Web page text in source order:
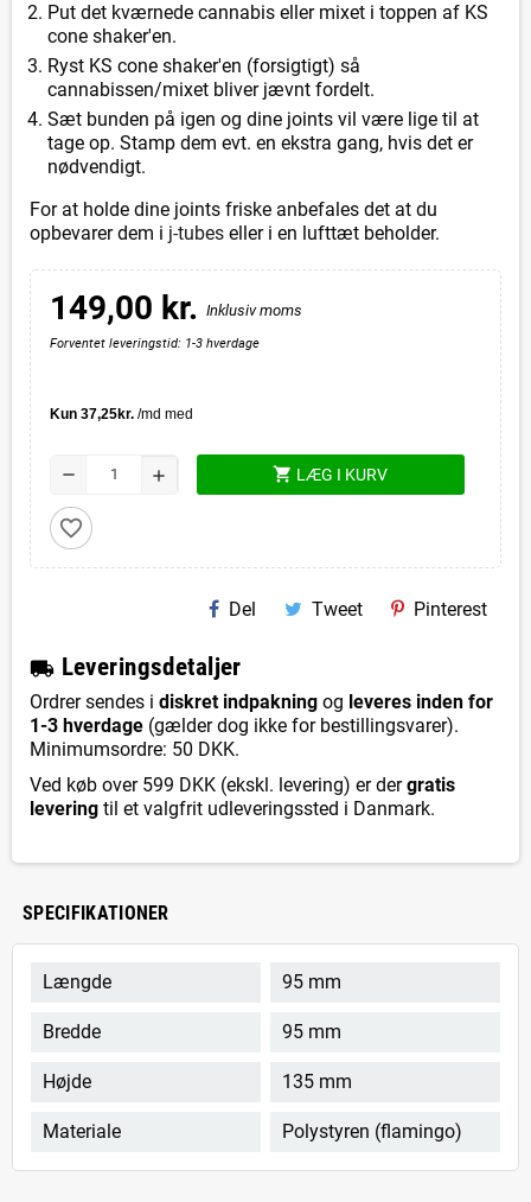
Put det kværnede cannabis eller mixet i toppen af KS
cone shaker'en.
Ryst KS cone shaker'en (forsigtigt) så
cannabissen/mixet bliver jævnt fordelt.
Sæt bunden på igen og dine joints vil være lige til at
tage op. Stamp dem evt. en ekstra gang, hvis det er
nødvendigt.
For at holde dine joints friske anbefales det at du
opbevarer dem i j-tubes eller i en lufttæt beholder.
149,00 kr. Inklusiv moms
Forventet leveringstid: 1-3 hverdage
remove add shopping_cart LÆG I KURV
favorite_border
Del Tweet Pinterest
local_shipping Leveringsdetaljer
Ordrer sendes i diskret indpakning og leveres inden for
1-3 hverdage (gælder dog ikke for bestillingsvarer).
Minimumsordre: 50 DKK.
Ved køb over 599 DKK (ekskl. levering) er dergratis
levering til et valgfrit udleveringssted i Danmark.
SPECIFIKATIONER
Længde 95 mm
Bredde 95 mm
Højde 135 mm
Materiale Polystyren (flamingo)